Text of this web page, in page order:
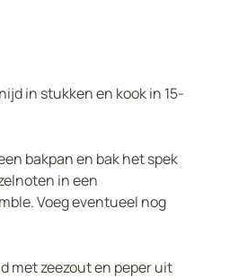
in stukken en kook in 15-
bakpan en bak het spek
in een
Voeg eventueel nog
met zeezout en peper uit